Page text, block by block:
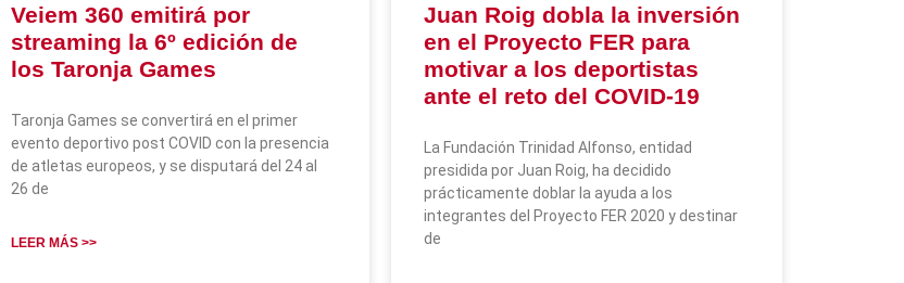
Veiem 360 emitirá por
streaming la 6º edición de
los Taronja Games
Taronja Games se convertirá en el primer
evento deportivo post COVID con la presencia
de atletas europeos, y se disputará del 24 al
26 de
LEER MÁS >>
Juan Roig dobla la inversión
en el Proyecto FER para
motivar a los deportistas
ante el reto del COVID-19
La Fundación Trinidad Alfonso, entidad
presidida por Juan Roig, ha decidido
prácticamente doblar la ayuda a los
integrantes del Proyecto FER 2020 y destinar
de